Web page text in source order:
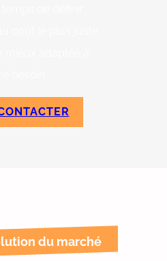
du marché